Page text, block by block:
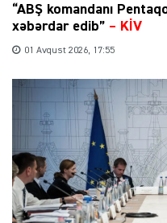
“ABŞ komandanı
xəbərdar edib” – KİV
01 Avqust 2026, 17:55